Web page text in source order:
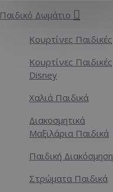
Παιδικό Δωμάτιο
Κουρτίνες Παιδικές
Κουρτίνες Παιδικές
Disney
Χαλιά Παιδικά
Διακοσμητικά
Μαξιλάρια Παιδικά
Παιδική Διακόσμηση
Στρώματα Παιδικά